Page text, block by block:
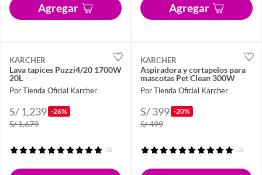
Agregar Agregar
KARCHER
Lava tapices Puzzi4/20 1700W
20L
Por Tienda Oficial Karcher
S/ 1,239 -26%
S/ 1,679
(2)
KARCHER
Aspiradora y cortapelos para
mascotas Pet Clean 300W
Por Tienda Oficial Karcher
S/ 399 -20%
S/ 499
(3)